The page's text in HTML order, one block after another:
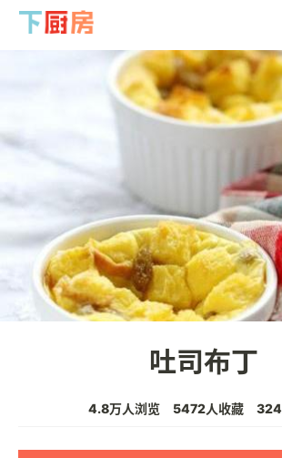
吐司布丁
4.8万人浏览 5472人收藏 324